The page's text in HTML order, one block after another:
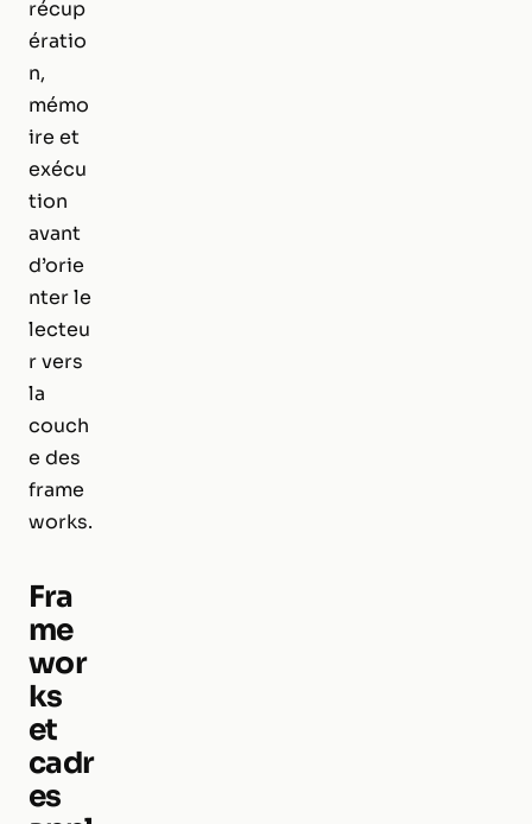
récup
ératio
n,
mémo
ire et
exécu
tion
avant
d’orie
nter le
lecteu
r vers
la
couch
e des
frame
works.
Fra
me
wor
ks
et
cadr
es